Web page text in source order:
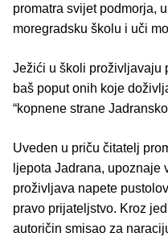
promatra svijet podmorja,
moregradsku školu i uči
Ježići u školi proživljavaju
baš poput onih koje
“kopnene strane
Uveden u priču čitatelj
ljepota Jadrana, upoznaje
proživljava napete
pravo prijateljstvo. Kroz
autoričin smisao za